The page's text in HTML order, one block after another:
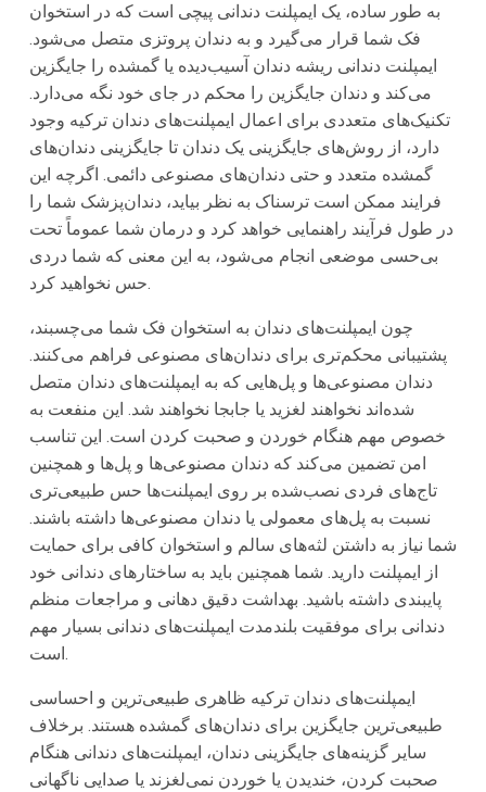
به طور ساده، یک ایمپلنت دندانی پیچی است که در استخوان
فک شما قرار می‌گیرد و به دندان پروتزی متصل می‌شود.
ایمپلنت دندانی ریشه دندان آسیب‌دیده یا گمشده را جایگزین
می‌کند و دندان جایگزین را محکم در جای خود نگه می‌دارد.
تکنیک‌های متعددی برای اعمال ایمپلنت‌های دندان ترکیه وجود
دارد، از روش‌های جایگزینی یک دندان تا جایگزینی دندان‌های
گمشده متعدد و حتی دندان‌های مصنوعی دائمی. اگرچه این
فرایند ممکن است ترسناک به نظر بیاید، دندان‌پزشک شما را
در طول فرآیند راهنمایی خواهد کرد و درمان شما عموماً تحت
بی‌حسی موضعی انجام می‌شود، به این معنی که شما دردی
حس نخواهید کرد.
چون ایمپلنت‌های دندان به استخوان فک شما می‌چسبند،
پشتیبانی محکم‌تری برای دندان‌های مصنوعی فراهم می‌کنند.
دندان مصنوعی‌ها و پل‌هایی که به ایمپلنت‌های دندان متصل
شده‌اند نخواهند لغزید یا جابجا نخواهند شد. این منفعت به
خصوص مهم هنگام خوردن و صحبت کردن است. این تناسب
امن تضمین می‌کند که دندان مصنوعی‌ها و پل‌ها و همچنین
تاج‌های فردی نصب‌شده بر روی ایمپلنت‌ها حس طبیعی‌تری
نسبت به پل‌های معمولی یا دندان مصنوعی‌ها داشته باشند.
شما نیاز به داشتن لثه‌های سالم و استخوان کافی برای حمایت
از ایمپلنت دارید. شما همچنین باید به ساختارهای دندانی خود
پایبندی داشته باشید. بهداشت دقیق دهانی و مراجعات منظم
دندانی برای موفقیت بلندمدت ایمپلنت‌های دندانی بسیار مهم
است.
ایمپلنت‌های دندان ترکیه ظاهری طبیعی‌ترین و احساسی
طبیعی‌ترین جایگزین برای دندان‌های گمشده هستند. برخلاف
سایر گزینه‌های جایگزینی دندان، ایمپلنت‌های دندانی هنگام
صحبت کردن، خندیدن یا خوردن نمی‌لغزند یا صدایی ناگهانی